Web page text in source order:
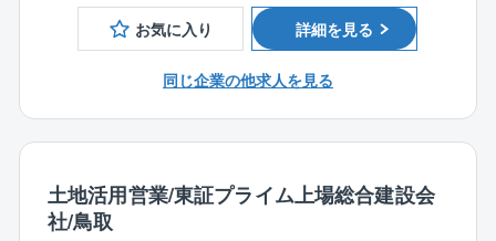
人員構成：社員数（全社）1051名（技術系8割 ／事務
系2割）
持ち（多くて3件）
～直近10年間の社員定着率90%！ざっくばらんで穏や
かな社風です～
ます！
■モデル年収は、30歳で600万。40歳で700万。50歳で
お気に入り 詳細を見る
同じ企業の他求人を見る
土地活用営業/東証プライム上場総合建設会
社/鳥取